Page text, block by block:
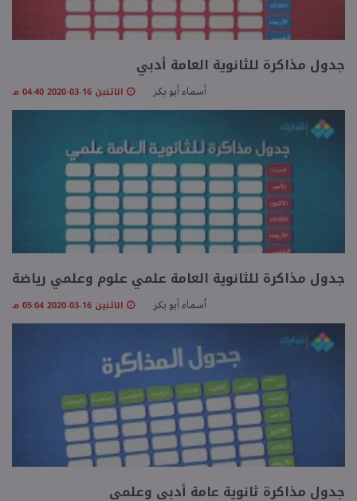
جدول مذاكرة للثانوية العامة أدبي
أسماء أبو بكر الاثنين 16-03-2020 04:40 مـ
جدول مذاكرة للثانوية العامة علمي علوم وعلمي رياضة
أسماء أبو بكر الاثنين 16-03-2020 05:04 مـ
جدول مذاكرة ثانوية عامة أدبي وعلمي